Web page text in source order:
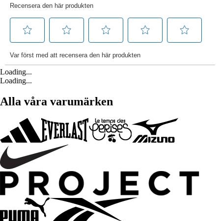
Loading...
Loading...
Alla våra varumärken